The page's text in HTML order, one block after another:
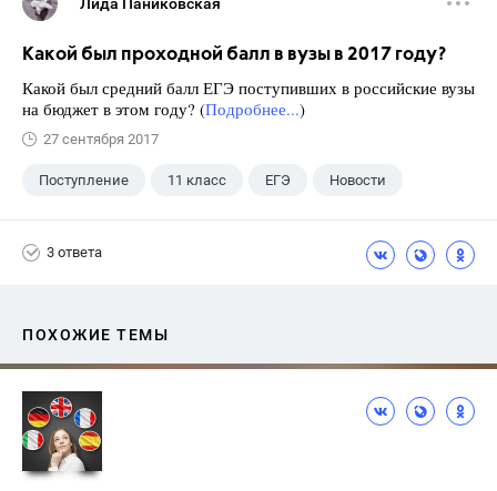
Какой был проходной балл в вузы в 2017 году?
Какой был средний балл ЕГЭ поступивших в российские вузы
на бюджет в этом году? (Подробнее...)
27 сентября 2017
Поступление 11 класс ЕГЭ Новости
3 ответа
ПОХОЖИЕ ТЕМЫ